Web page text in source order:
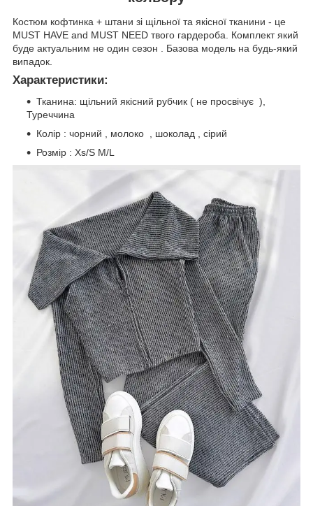
Костюм кофтинка + штани зі щільної та якісної тканини - це
MUST HAVE and MUST NEED твого гардероба. Комплект який
буде актуальним не один сезон . Базова модель на будь-який
випадок.
Характеристики:
Тканина: щільний якісний рубчик ( не просвічує ),
Туреччина
Колір : чорний , молоко , шоколад , сірий
Розмір : Xs/S M/L